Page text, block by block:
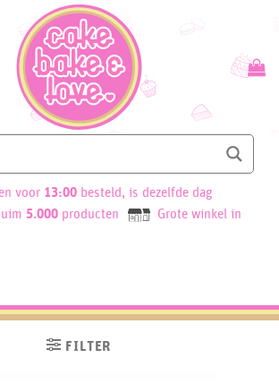
voor 13:00 besteld, is dezelfde dag
5.000 producten
Grote winkel in
FILTER